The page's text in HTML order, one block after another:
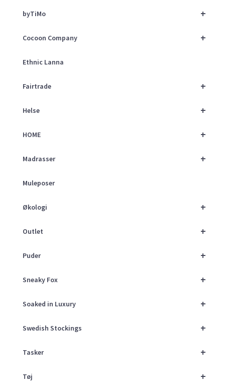
+
byTiMo
+
Cocoon Company
Ethnic Lanna
+
Fairtrade
+
Helse
+
HOME
+
Madrasser
Muleposer
+
Økologi
+
Outlet
+
Puder
+
Sneaky Fox
+
Soaked in Luxury
+
Swedish Stockings
+
Tasker
+
Tøj